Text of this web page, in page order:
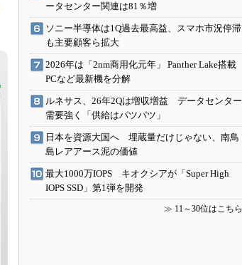
ータセンター関連は81％増
ソニー半導体は1Q過去最高益、スマホ市況停滞
も主要顧客ら拡大
2026年は「2nm商用化元年」 Panther Lake搭載
PCなど最新機を分解
ルネサス、26年2Qは増収増益 データセンター
需要強く「供給はパツパツ」
日本を資源大国へ 埋蔵量だけじゃない、南鳥
島レアアース泥の価値
最大1000万IOPS キオクシアが「Super High
IOPS SSD」第1弾を開発
≫ 11～30位はこちら